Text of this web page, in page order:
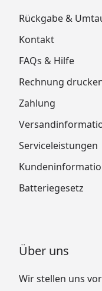
Rückgabe &
Kontakt
FAQs & Hilfe
Rechnung
Zahlung
Serviceleistungen
Batteriegesetz
Über uns
Wir stellen uns vor